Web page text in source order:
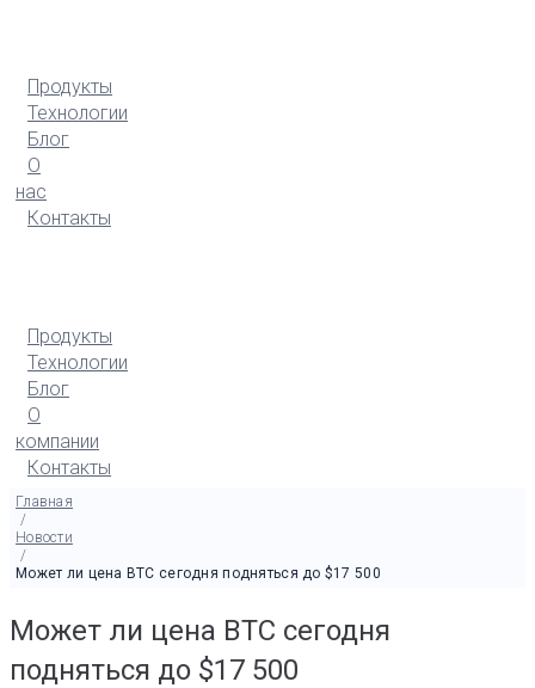
Продукты
Технологии
Блог
О
нас
Контакты
Продукты
Технологии
Блог
О
компании
Контакты
Главная
/
Новости
/
Может ли цена BTC сегодня подняться до $17 500
Может ли цена BTC сегодня
подняться до $17 500